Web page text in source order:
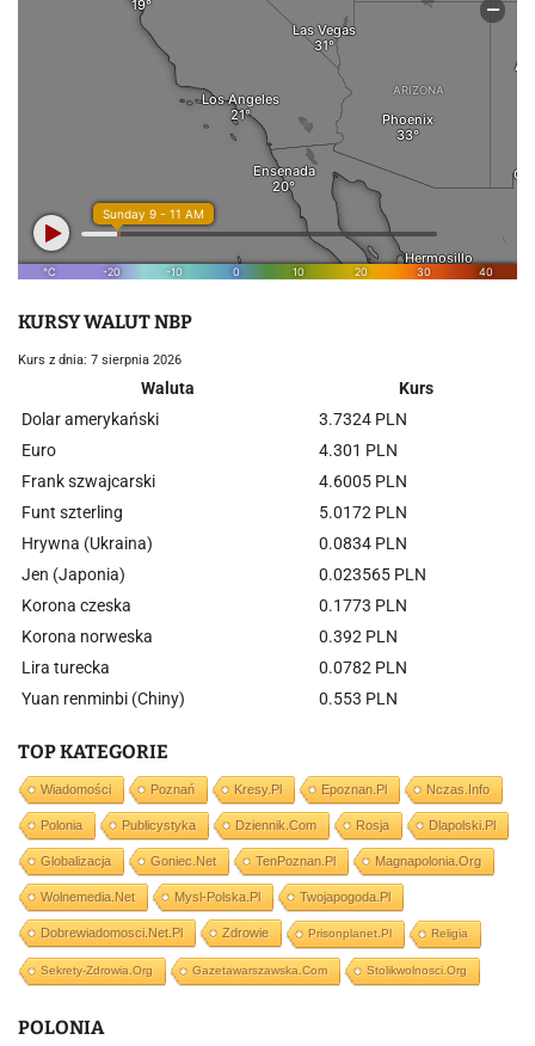
KURSY WALUT NBP
Kurs z dnia: 7 sierpnia 2026
Waluta
Kurs
Dolar amerykański
3.7324 PLN
Euro
4.301 PLN
Frank szwajcarski
4.6005 PLN
Funt szterling
5.0172 PLN
Hrywna (Ukraina)
0.0834 PLN
Jen (Japonia)
0.023565 PLN
Korona czeska
0.1773 PLN
Korona norweska
0.392 PLN
Lira turecka
0.0782 PLN
Yuan renminbi (Chiny)
0.553 PLN
TOP KATEGORIE
Wiadomości Poznań Kresy.pl Epoznan.pl Nczas.info
Polonia Publicystyka Dziennik.com Rosja Dlapolski.pl
Globalizacja Goniec.net TenPoznan.pl Magnapolonia.org
Wolnemedia.net Mysl-Polska.pl Twojapogoda.pl
Dobrewiadomosci.net.pl Zdrowie Prisonplanet.pl Religia
Sekrety-Zdrowia.org Gazetawarszawska.com Stolikwolnosci.org
POLONIA